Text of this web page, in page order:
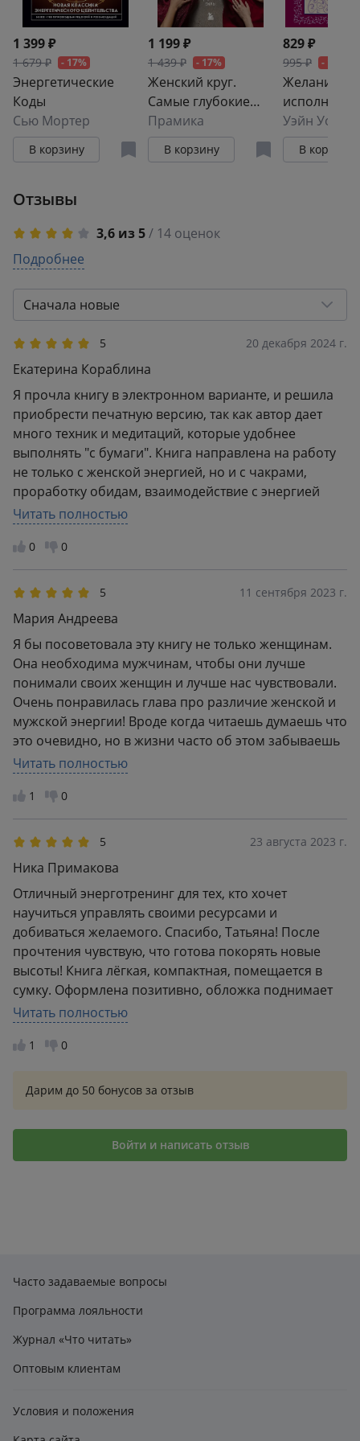
1 399 ₽
1 679 ₽ - 17%
Энергетические
Коды
Сью Мортер
В корзину
1 199 ₽
1 439 ₽ - 17%
Женский круг.
Самые глубокие
практики и
традиции для
обретения
Прамика
В корзину
829 ₽
995 ₽ - 17%
Желания
Искусство
воплощать
жизнь
Уэйн
В корзину
Отзывы
3,6 из 5/ 14 оценок
5
2
0
1
Подробнее
Сначала новые
5 20 декабря 2024 г.
Екатерина Кораблина
Я прочла книгу в электронном варианте, и решила
приобрести печатную версию, так как автор дает
много техник и медитаций, которые удобнее
выполнять "с бумаги". Книга направлена на работу
не только с женской энергией, но и с чакрами,
проработку обидам, взаимодействие с энергией
рода и многими другими интересными вещами!
Однозначно, такую книгу полезно иметь дома и
периодически работать по ней над собой.
Читать полностью
0 0
5 11 сентября 2023 г.
Мария Андреева
Я бы посоветовала эту книгу не только женщинам.
Она необходима мужчинам, чтобы они лучше
понимали своих женщин и лучше нас чувствовали.
Очень понравилась глава про различие женской и
мужской энергии! Вроде когда читаешь думаешь что
это очевидно, но в жизни часто об этом забываешь
и не прислушиваешься к себе и окружающим. Еще
не дочитала, но читается она быстро и легко. Сама
по себе книга небольшая 200 страниц. Покупкой
довольна, буду дальше следить за новинками от
автора!
Читать полностью
1 0
5 23 августа 2023 г.
Ника Примакова
Отличный энерготренинг для тех, кто хочет
научиться управлять своими ресурсами и
добиваться желаемого. Спасибо, Татьяна! После
прочтения чувствую, что готова покорять новые
высоты! Книга лёгкая, компактная, помещается в
сумку. Оформлена позитивно, обложка поднимает
настроение)
Читать полностью
1 0
Дарим до 50 бонусов за отзыв
Войти и написать отзыв
Часто задаваемые вопросы
Программа лояльности
Журнал «Что читать»
Оптовым клиентам
Условия и положения